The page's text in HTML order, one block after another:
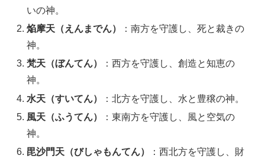
いの神。
焔摩天（えんまでん）
：南方を守護し、死と裁きの
神。
梵天（ぼんてん）
：西方を守護し、創造と知恵の
神。
水天（すいてん）
：北方を守護し、水と豊穣の神。
風天（ふうてん）
：東南方を守護し、風と空気の
神。
毘沙門天（びしゃもんてん）
：西北方を守護し、財